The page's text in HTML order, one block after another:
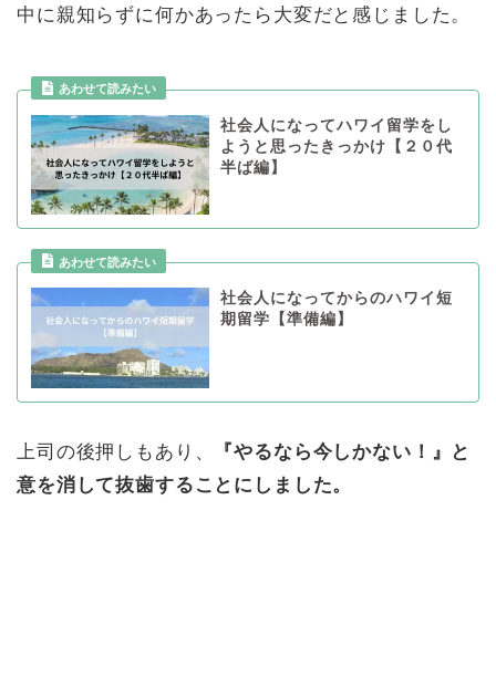
中に親知らずに何かあったら大変だと感じました。
社会人になってハワイ留学をし
ようと思ったきっかけ【２０代
半ば編】
社会人になってからのハワイ短
期留学【準備編】
上司の後押しもあり、
『やるなら今しかない！』と
意を消して抜歯することにしました。